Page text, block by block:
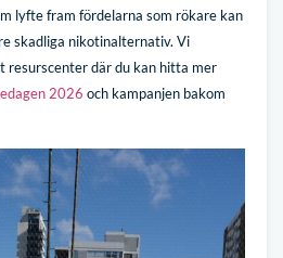
lyfte fram fördelarna som rökare kan
skadliga nikotinalternativ. Vi
resurscenter där du kan hitta mer
2026 och kampanjen bakom